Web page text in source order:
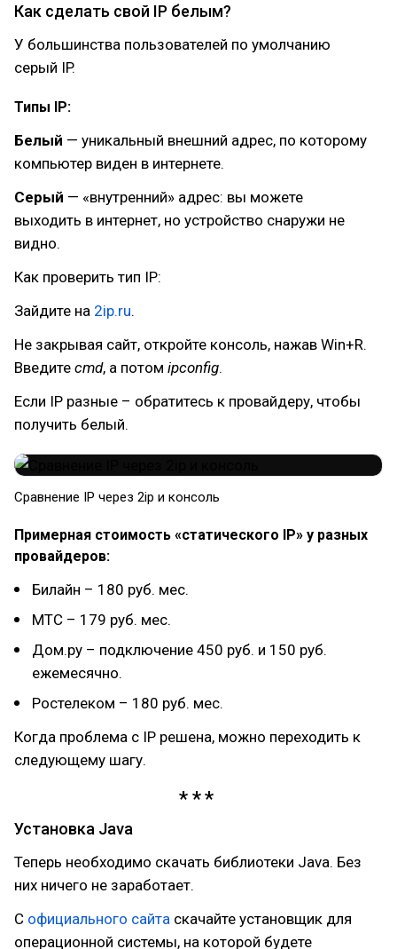
Как сделать свой IP белым?
У большинства пользователей по умолчанию
серый IP.
Типы IP:
Белый — уникальный внешний адрес, по которому
компьютер виден в интернете.
Серый — «внутренний» адрес: вы можете
выходить в интернет, но устройство снаружи не
видно.
Как проверить тип IP:
Зайдите на 2ip.ru.
Не закрывая сайт, откройте консоль, нажав Win+R.
Введите cmd, а потом ipconfig.
Если IP разные – обратитесь к провайдеру, чтобы
получить белый.
Сравнение IP через 2ip и консоль
Примерная стоимость «статического IP» у разных
провайдеров:
Билайн – 180 руб. мес.
МТС – 179 руб. мес.
Дом.ру – подключение 450 руб. и 150 руб.
ежемесячно.
Ростелеком – 180 руб. мес.
Когда проблема с IP решена, можно переходить к
следующему шагу.
Установка Java
Теперь необходимо скачать библиотеки Java. Без
них ничего не заработает.
С официального сайта скачайте установщик для
операционной системы, на которой будете